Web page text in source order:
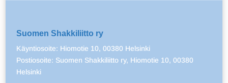
Suomen Shakkiliitto ry
Käyntiosoite: Hiomotie 10, 00380 Helsinki
Postiosoite: Suomen Shakkiliitto ry, Hiomotie 10, 00380
Helsinki